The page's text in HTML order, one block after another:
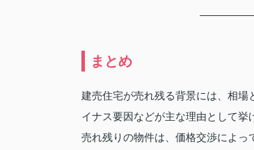
まとめ
建売住宅が売れ残る背景には、相
イナス要因などが主な理由として挙
売れ残りの物件は、価格交渉によ